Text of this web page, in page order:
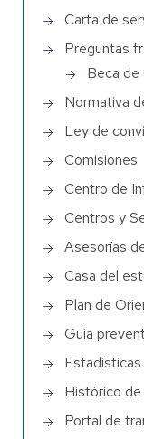
Carta de
Preguntas
Beca de
Normativa
Ley de
Comisiones
Centro de
Centros y
Asesorías
Casa del
Plan de
Guía
Estadísticas
Histórico
Portal de